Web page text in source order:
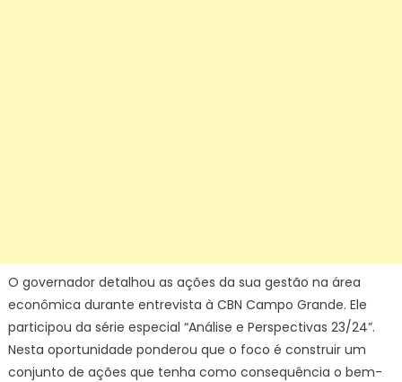
O governador detalhou as ações da sua gestão na área
econômica durante entrevista à CBN Campo Grande. Ele
participou da série especial “Análise e Perspectivas 23/24”.
Nesta oportunidade ponderou que o foco é construir um
conjunto de ações que tenha como consequência o bem-